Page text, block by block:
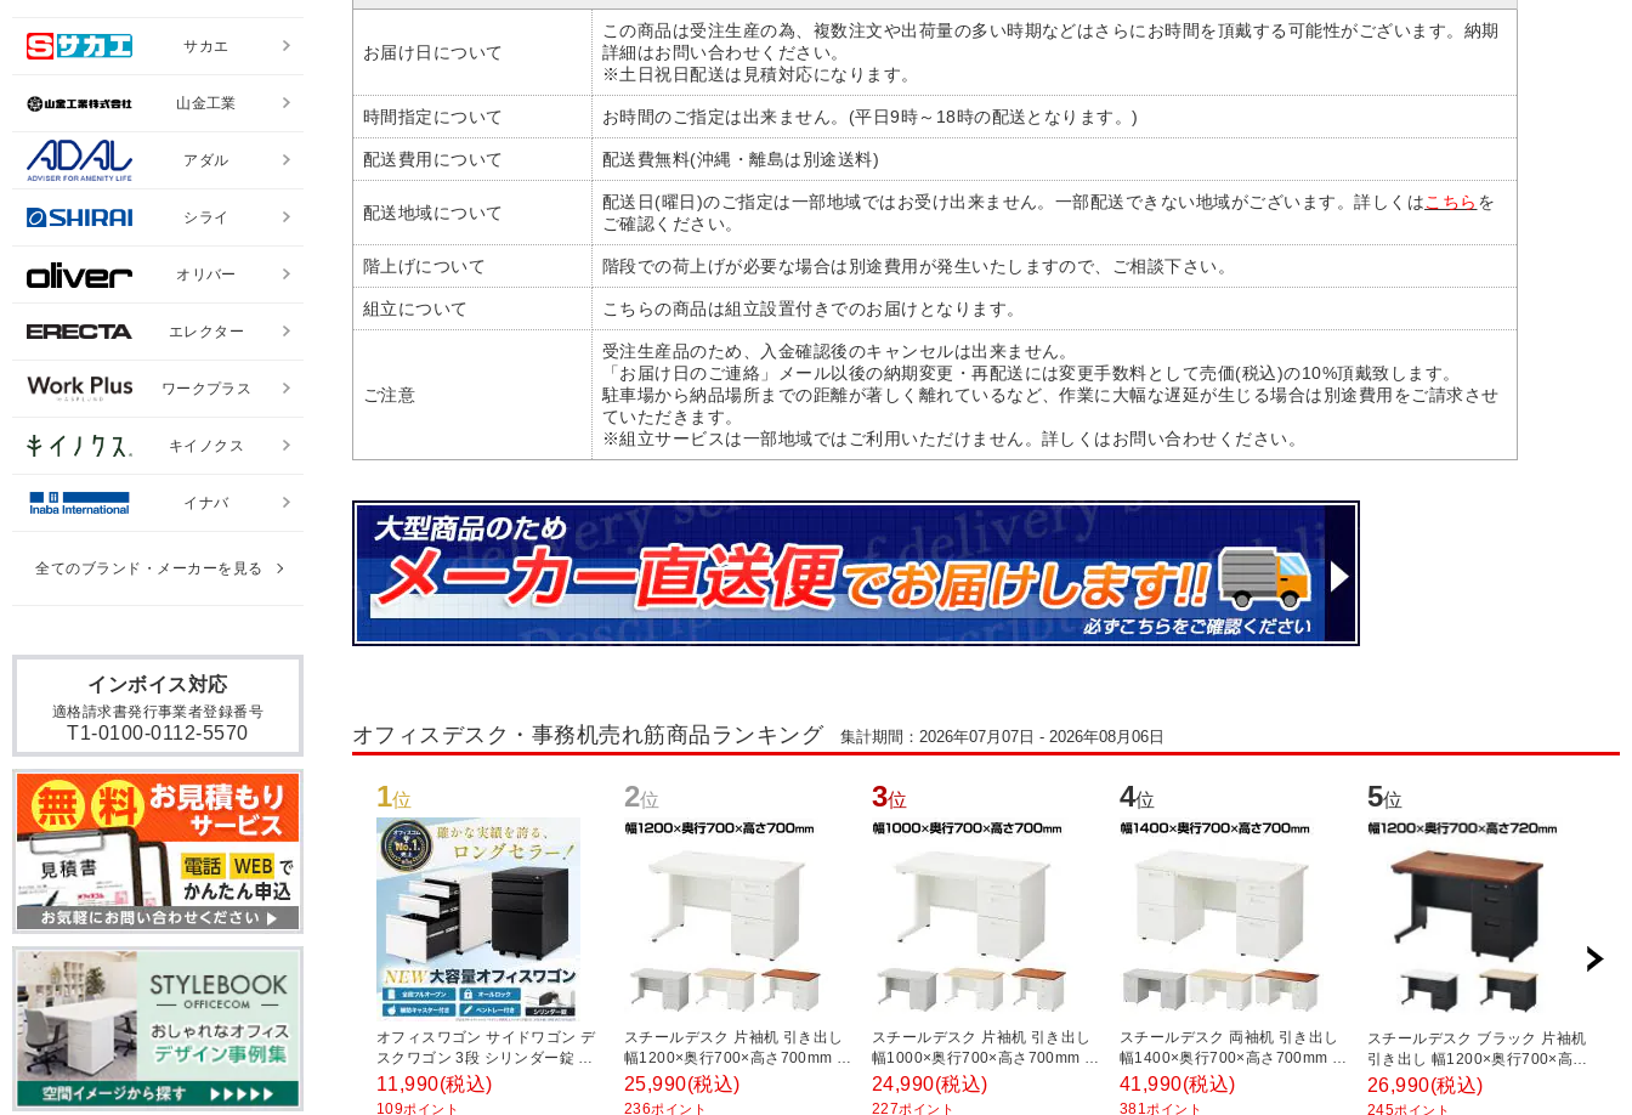
お届け日について
この商品は受注生産の為、複数注文や出荷量の多い時期などはさらにお時間を頂戴する可能性がございます。納期
詳細はお問い合わせください。
※土日祝日配送は見積対応になります。
時間指定について お時間のご指定は出来ません。(平日9時～18時の配送となります。)
配送費用について 配送費無料(沖縄・離島は別途送料)
配送地域について
配送日(曜日)のご指定は一部地域ではお受け出来ません。一部配送できない地域がございます。詳しくはこちら を
ご確認ください。
階上げについて 階段での荷上げが必要な場合は別途費用が発生いたしますので、ご相談下さい。
組立について こちらの商品は組立設置付きでのお届けとなります。
ご注意
受注生産品のため、入金確認後のキャンセルは出来ません。
「お届け日のご連絡」メール以後の納期変更・再配送には変更手数料として売価(税込)の10%頂戴致します。
駐車場から納品場所までの距離が著しく離れているなど、作業に大幅な遅延が生じる場合は別途費用をご請求させ
ていただきます。
※組立サービスは一部地域ではご利用いただけません。詳しくはお問い合わせください。
オフィスデスク・事務机売れ筋商品ランキング 集計期間：2026年07月07日 - 2026年08月06日
1位
オフィスワゴン サイドワゴン デ
スクワゴン 3段 シリンダー錠 鍵
付き 幅390×奥行510×高さ
600mm【ホワイト・ブラック】
11,990(税込)
109ポイント
2位
スチールデスク 片袖机 引き出し
幅1200×奥行700×高さ700mm 配
線穴 事務机 ビジネスデスク
25,990(税込)
236ポイント
3位
スチールデスク 片袖机 引き出し
幅1000×奥行700×高さ700mm 配
線穴 事務机 ビジネスデスク
24,990(税込)
227ポイント
4位
スチールデスク 両袖机 引き出し
幅1400×奥行700×高さ700mm 配
線穴 事務机 社長机 ビジネスデス
ク
41,990(税込)
381ポイント
5位
スチールデスク ブラック 片袖机
引き出し 幅1200×奥行700×高さ
720mm 配線穴 事務机 ビジネス
デスク
26,990(税込)
245ポイント
インボイス対応
適格請求書発行事業者登録番号
T1-0100-0112-5570
サカエ
山金工業
アダル
シライ
オリバー
エレクター
ワークプラス
キイノクス
イナバ
全てのブランド・メーカーを見る